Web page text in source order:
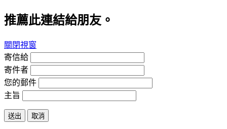
推薦此連結給朋友。
關閉視窗
寄信給
寄件者
您的郵件
主旨
送出 取消